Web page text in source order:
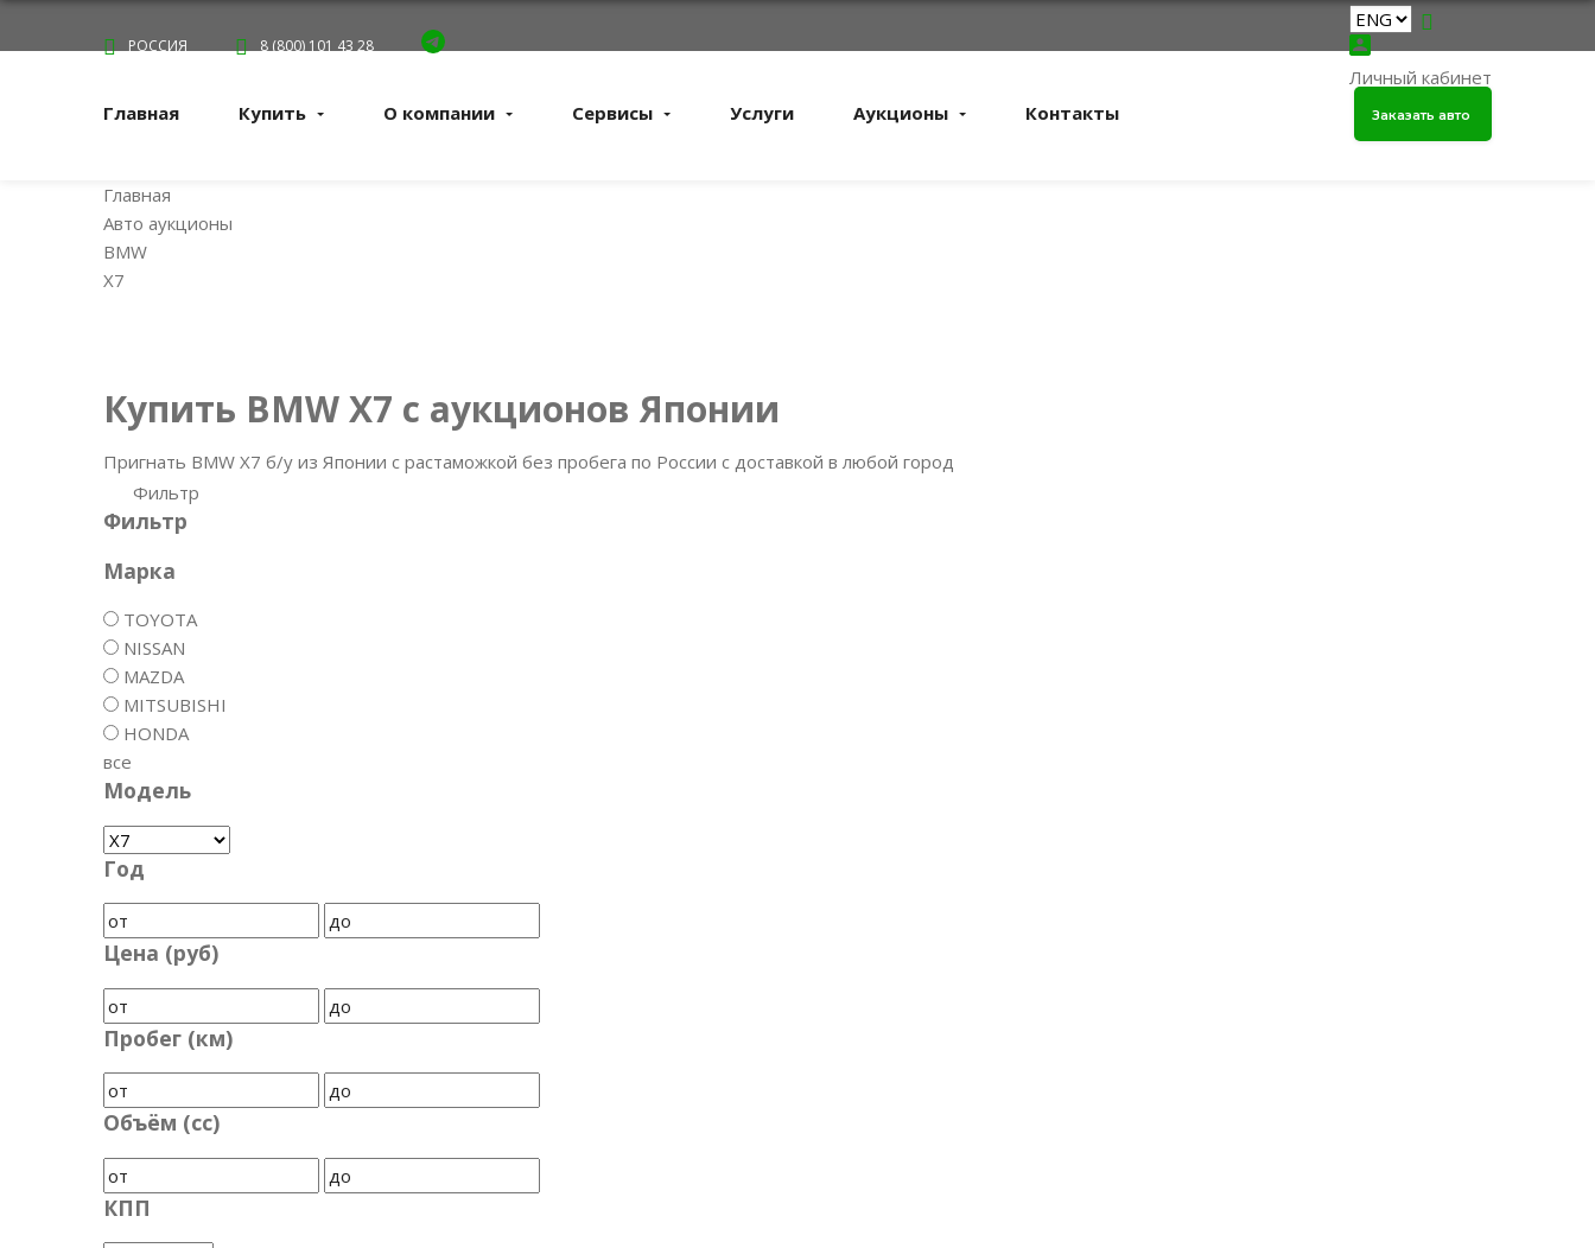
РОССИЯ 8 (800) 101 43 28
Личный кабинет
Главная
Купить О компании Сервисы Услуги Аукционы Контакты Заказать авто
Главная
Авто аукционы
BMW
X7
Купить BMW X7 с аукционов Японии
Пригнать BMW X7 б/у из Японии с растаможкой без пробега по России с доставкой в любой город
Фильтр
Фильтр
Марка
TOYOTA
NISSAN
MAZDA
MITSUBISHI
HONDA
все
Модель
Год
Цена (руб)
Пробег (км)
Объём (cc)
КПП